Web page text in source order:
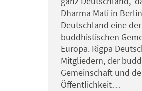
Dharma Mati in
Deutschland eine
buddhistischen
Europa. Rigpa
Mitgliedern, der
Gemeinschaft und
Öffentlichkeit…